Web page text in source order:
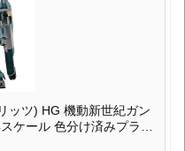
ッツ) HG 機動新世紀ガン
ケール 色分け済みプラモ